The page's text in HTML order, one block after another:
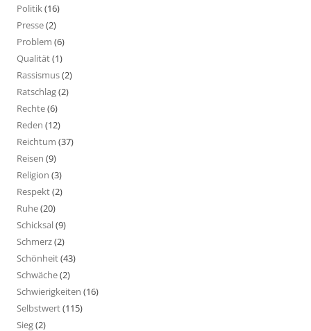
Politik(16)
Presse(2)
Problem (6)
Qualität(1)
Rassismus(2)
Ratschlag(2)
Rechte(6)
Reden (12)
Reichtum (37)
Reisen (9)
Religion (3)
Respekt(2)
Ruhe(20)
Schicksal(9)
Schmerz(2)
Schönheit(43)
Schwäche(2)
Schwierigkeiten (16)
Selbstwert(115)
Sieg(2)